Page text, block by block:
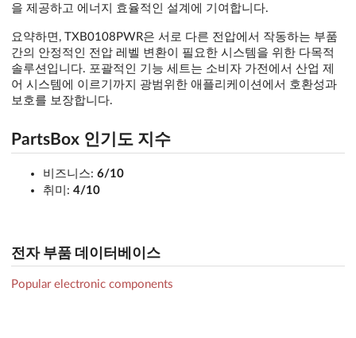
을 제공하고 에너지 효율적인 설계에 기여합니다.
요약하면, TXB0108PWR은 서로 다른 전압에서 작동하는 부품
간의 안정적인 전압 레벨 변환이 필요한 시스템을 위한 다목적
솔루션입니다. 포괄적인 기능 세트는 소비자 가전에서 산업 제
어 시스템에 이르기까지 광범위한 애플리케이션에서 호환성과
보호를 보장합니다.
PartsBox 인기도 지수
비즈니스: 6/10
취미: 4/10
전자 부품 데이터베이스
Popular electronic components